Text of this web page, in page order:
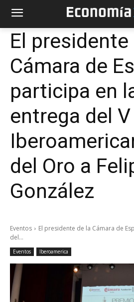
El presidente
Cámara de
participa en
entrega del
del Oro a
González
Eventos
El presidente de la Cámara de
del...
Eventos Iberoamerica